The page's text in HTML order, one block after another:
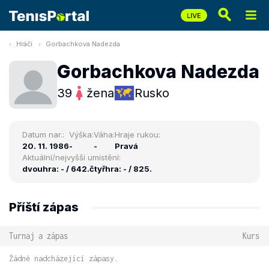
Hráči Gorbachkova Nadezda
Gorbachkova Nadezda
39 žena Rusko
Datum nar.:
20. 11. 1986
Výška:
-
Váha:
-
Hraje rukou:
Pravá
Aktuální/nejvyšší umístění:
dvouhra: - / 642.čtyřhra: - / 825.
Příští zápas
Turnaj a zápas Kurs
Žádné nadcházející zápasy.